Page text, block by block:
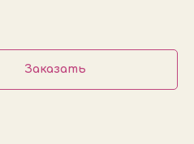
Заказать